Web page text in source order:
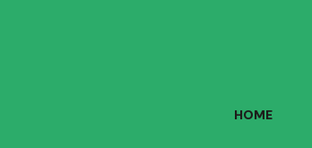
HOME